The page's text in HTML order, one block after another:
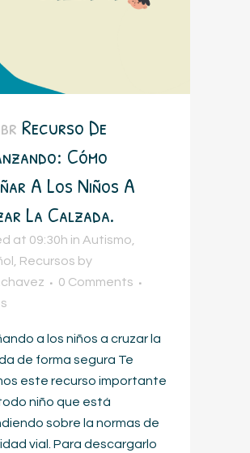
Recurso De
Cómo
A Los Niños A
La Calzada.
at 09:30h in Autismo
Recursos by
0 Comments
a los niños a cruzar la
de forma segura Te
este recurso importante
niño que está
sobre la normas de
vial. Para descargarlo